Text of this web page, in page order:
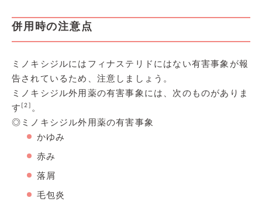
併用時の注意点
ミノキシジルにはフィナステリドにはない有害事象が報
告されているため、注意しましょう。
ミノキシジル外用薬の有害事象には、次のものがありま
す [2] 。
◎ミノキシジル外用薬の有害事象
かゆみ
赤み
落屑
毛包炎